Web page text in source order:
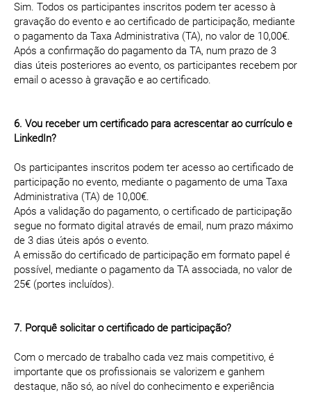
Sim. Todos os participantes inscritos podem ter acesso à
gravação do evento e ao certificado de participação, mediante
o pagamento da Taxa Administrativa (TA), no valor de 10,00€.
Após a confirmação do pagamento da TA, num prazo de 3
dias úteis posteriores ao evento, os participantes recebem por
email o acesso à gravação e ao certificado.
6. Vou receber um certificado para acrescentar ao currículo e
LinkedIn?
Os participantes inscritos podem ter acesso ao certificado de
participação no evento, mediante o pagamento de uma Taxa
Administrativa (TA) de 10,00€.
Após a validação do pagamento, o certificado de participação
segue no formato digital através de email, num prazo máximo
de 3 dias úteis após o evento.
A emissão do certificado de participação em formato papel é
possível, mediante o pagamento da TA associada, no valor de
25€ (portes incluídos).
7. Porquê solicitar o certificado de participação?
Com o mercado de trabalho cada vez mais competitivo, é
importante que os profissionais se valorizem e ganhem
destaque, não só, ao nível do conhecimento e experiência